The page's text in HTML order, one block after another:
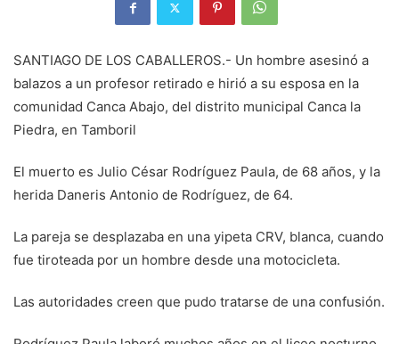
SANTIAGO DE LOS CABALLEROS.- Un hombre asesinó a
balazos a un profesor retirado e hirió a su esposa en la
comunidad Canca Abajo, del distrito municipal Canca la
Piedra, en Tamboril
El muerto es Julio César Rodríguez Paula, de 68 años, y la
herida Daneris Antonio de Rodríguez, de 64.
La pareja se desplazaba en una yipeta CRV, blanca, cuando
fue tiroteada por un hombre desde una motocicleta.
Las autoridades creen que pudo tratarse de una confusión.